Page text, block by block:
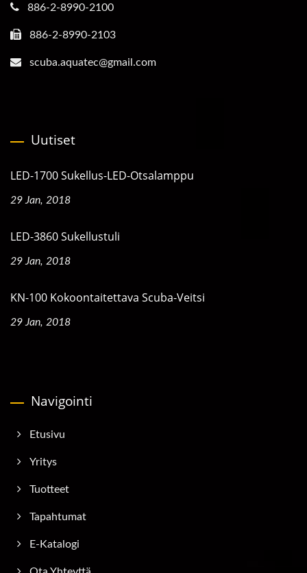
886-2-8990-2100
886-2-8990-2103
scuba.aquatec@gmail.com
Uutiset
LED-1700 Sukellus-LED-Otsalamppu
29 Jan, 2018
LED-3860 Sukellustuli
29 Jan, 2018
KN-100 Kokoontaitettava Scuba-Veitsi
29 Jan, 2018
Navigointi
Etusivu
Yritys
Tuotteet
Tapahtumat
E-Katalogi